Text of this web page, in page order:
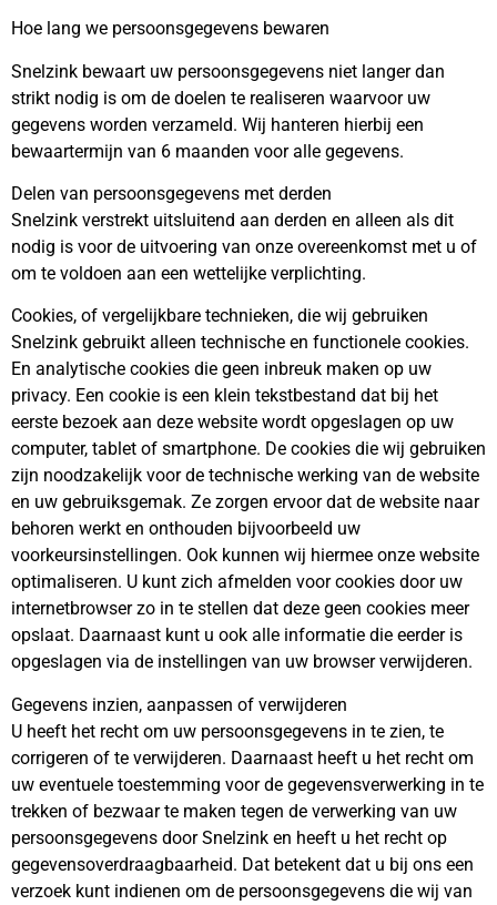
Hoe lang we persoonsgegevens bewaren
Snelzink bewaart uw persoonsgegevens niet langer dan
strikt nodig is om de doelen te realiseren waarvoor uw
gegevens worden verzameld. Wij hanteren hierbij een
bewaartermijn van 6 maanden voor alle gegevens.
Delen van persoonsgegevens met derden
Snelzink verstrekt uitsluitend aan derden en alleen als dit
nodig is voor de uitvoering van onze overeenkomst met u of
om te voldoen aan een wettelijke verplichting.
Cookies, of vergelijkbare technieken, die wij gebruiken
Snelzink gebruikt alleen technische en functionele cookies.
En analytische cookies die geen inbreuk maken op uw
privacy. Een cookie is een klein tekstbestand dat bij het
eerste bezoek aan deze website wordt opgeslagen op uw
computer, tablet of smartphone. De cookies die wij gebruiken
zijn noodzakelijk voor de technische werking van de website
en uw gebruiksgemak. Ze zorgen ervoor dat de website naar
behoren werkt en onthouden bijvoorbeeld uw
voorkeursinstellingen. Ook kunnen wij hiermee onze website
optimaliseren. U kunt zich afmelden voor cookies door uw
internetbrowser zo in te stellen dat deze geen cookies meer
opslaat. Daarnaast kunt u ook alle informatie die eerder is
opgeslagen via de instellingen van uw browser verwijderen.
Gegevens inzien, aanpassen of verwijderen
U heeft het recht om uw persoonsgegevens in te zien, te
corrigeren of te verwijderen. Daarnaast heeft u het recht om
uw eventuele toestemming voor de gegevensverwerking in te
trekken of bezwaar te maken tegen de verwerking van uw
persoonsgegevens door Snelzink en heeft u het recht op
gegevensoverdraagbaarheid. Dat betekent dat u bij ons een
verzoek kunt indienen om de persoonsgegevens die wij van